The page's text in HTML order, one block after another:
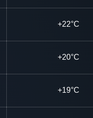
+22°C
+20°C
+19°C